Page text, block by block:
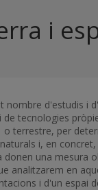
i
nombre d'estudis i
de tecnologies
terrestre, per
i, en
donen una mesura
analitzarem en
i d'un espai